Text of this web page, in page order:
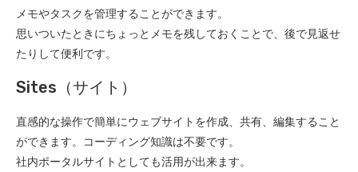
メモやタスクを管理することができます。
思いついたときにちょっとメモを残しておくことで、後で見返せ
たりして便利です。
Sites（サイト）
直感的な操作で簡単にウェブサイトを作成、共有、編集すること
ができます。コーディング知識は不要です。
社内ポータルサイトとしても活用が出来ます。